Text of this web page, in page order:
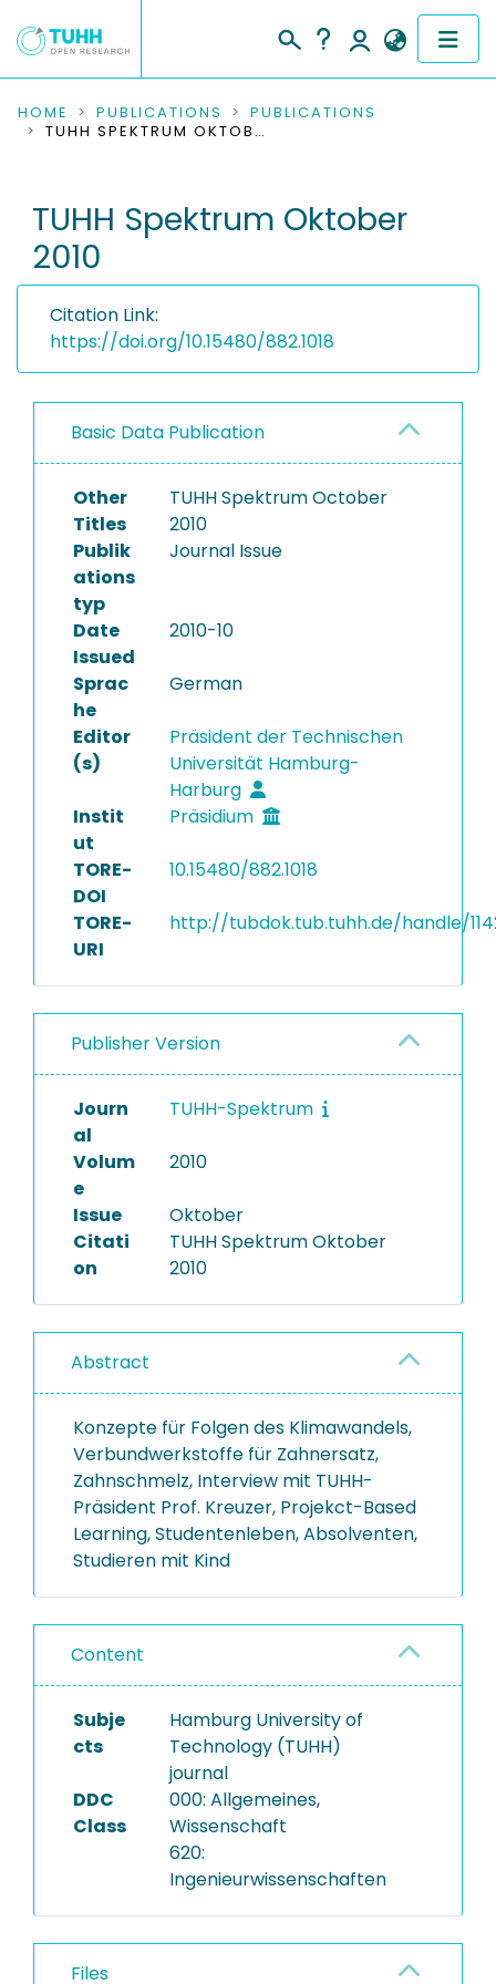
COMMUNITIES & COLLECTIONS
RESEARCH DATA
PEOPLE
INSTITUTIONS
PROJECTS
HOME PUBLICATIONS
PUBLICATIONS
TUHH SPEKTRUM OKTOBER 2010
TUHH Spektrum Oktober
2010
Citation Link:
https://doi.org/10.15480/882.1018
Basic Data Publication
Other
Titles
TUHH Spektrum October
2010
Publik
ations
typ
Journal Issue
Date
Issued
2010-10
Sprac
he
German
Editor
(s)
Präsident der Technischen
Universität Hamburg-
Harburg
Instit
ut
Präsidium
TORE-
DOI
10.15480/882.1018
TORE-
URI
http://tubdok.tub.tuhh.de/handle/
Publisher Version
Journ
al
TUHH-Spektrum
Volum
e
2010
Issue
Oktober
Citati
on
TUHH Spektrum Oktober
2010
Abstract
Konzepte für Folgen des Klimawandels,
Verbundwerkstoffe für Zahnersatz,
Zahnschmelz, Interview mit TUHH-
Präsident Prof. Kreuzer, Projekct-Based
Learning, Studentenleben, Absolventen,
Studieren mit Kind
Content
Subje
cts
Hamburg University of
Technology (TUHH)
journal
DDC
Class
000: Allgemeines,
Wissenschaft
620:
Ingenieurwissenschaften
Files